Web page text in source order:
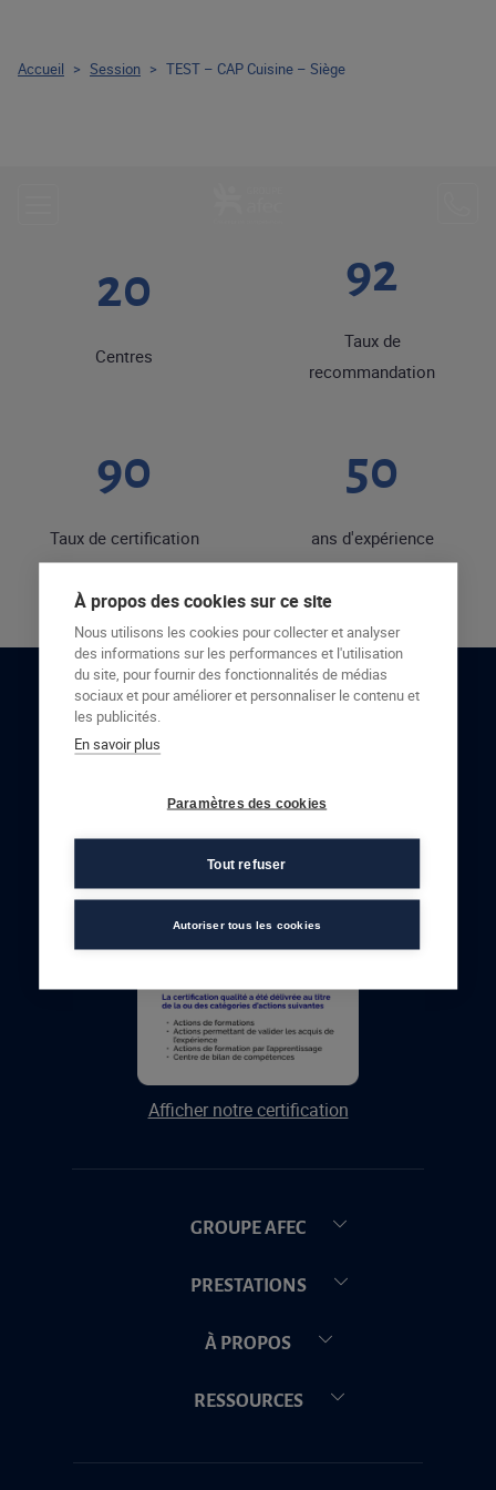
20
Centres
92
Taux de
recommandation
90
Taux de certification
50
ans d'expérience
RESTONS EN CONTACT
Afficher notre certification
GROUPE AFEC
PRESTATIONS
À PROPOS
RESSOURCES
Accueil > Session > TEST – CAP Cuisine – Siège
À propos des cookies sur ce site
Nous utilisons les cookies pour collecter et analyser
des informations sur les performances et l'utilisation
du site, pour fournir des fonctionnalités de médias
sociaux et pour améliorer et personnaliser le contenu et
les publicités.
En savoir plus
Paramètres des cookies
Tout refuser
Autoriser tous les cookies